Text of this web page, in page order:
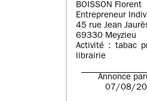
BOISSON Florent
Entrepreneur
45 rue Jean
69330 Meyzieu
Activité : tabac
librairie
Annonce
07/08/